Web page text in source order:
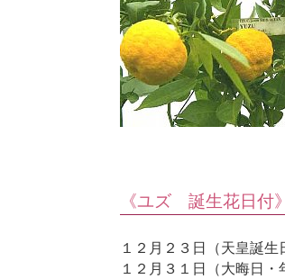
《ユズ 誕生花日付》
１２月２３日（天皇誕生
１２月３１日（大晦日